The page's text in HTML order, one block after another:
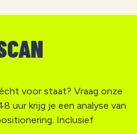
voor staat? Vraag onze
uur krijg je een analyse van
Inclusief